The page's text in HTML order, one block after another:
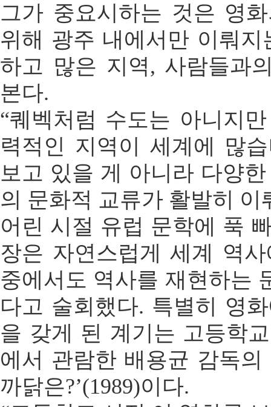
그가 중요시하는 것은 영
위해 광주 내에서만 이뤄
하고 많은 지역, 사람들과
본다.
“퀘벡처럼 수도는 아니지
력적인 지역이 세계에 많
보고 있을 게 아니라 다양
의 문화적 교류가 활발히 이
어린 시절 유럽 문학에 푹
장은 자연스럽게 세계 역
중에서도 역사를 재현하는
다고 술회했다. 특별히 영
을 갖게 된 계기는 고등학
에서 관람한 배용균 감독의
까닭은?’(1989)이다.